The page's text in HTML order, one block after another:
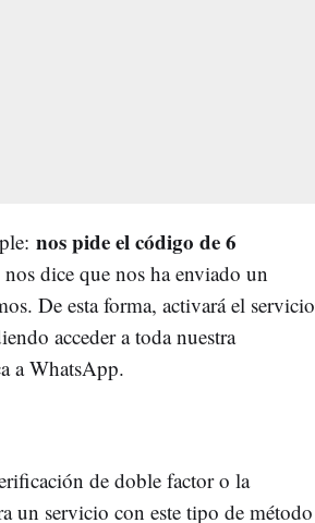
nos pide el código de 6
dice que nos ha enviado un
De esta forma, activará el servicio
acceder a toda nuestra
a WhatsApp.
de doble factor o la
un servicio con este tipo de método